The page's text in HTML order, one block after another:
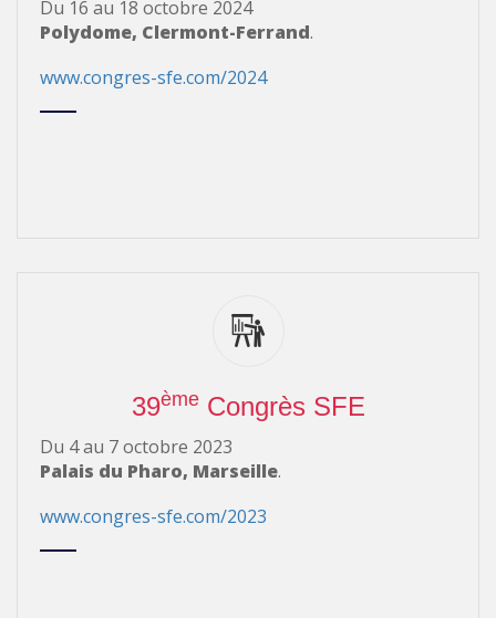
Du 16 au 18 octobre 2024
Polydome, Clermont-Ferrand.
www.congres-sfe.com/2024
39èmeCongrès SFE
Du 4 au 7 octobre 2023
Palais du Pharo, Marseille.
www.congres-sfe.com/2023